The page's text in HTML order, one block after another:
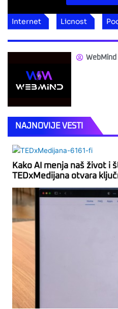
Internet Licnost
WebMind
NAJNOVIJE VESTI
Kako AI menja naš život i
TEDxMedijana otvara